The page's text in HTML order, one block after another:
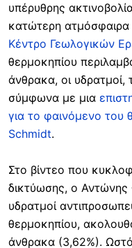
υπέρυθρης
κατώτερη ατμόσφαιρα
Κέντρο Γεωλογικών
θερμοκηπίου
άνθρακα, οι υδρατμοί,
σύμφωνα με μια
για το φαινόμενο του
Schmidt.
Στο βίντεο που
δικτύωσης, ο Αντώνης
υδρατμοί
θερμοκηπίου,
άνθρακα (3,62%).